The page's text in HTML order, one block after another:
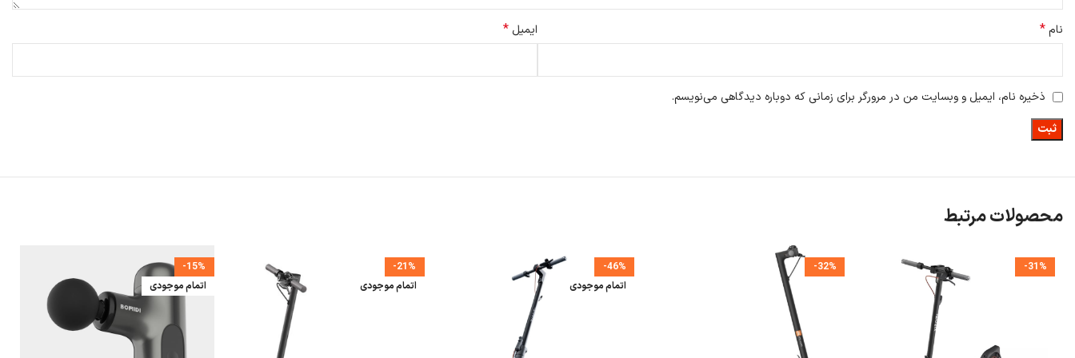
نام* ایمیل *
ذخیره نام، ایمیل و وبسایت من در مرورگر برای زمانی که دوباره دیدگاهی می‌نویسم.
محصولات مرتبط
-31%
-32%
-46%
اتمام موجودی
-21%
اتمام موجودی
-15%
اتمام موجودی